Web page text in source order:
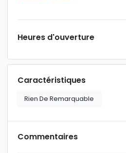
Heures d'ouverture
Caractéristiques
Rien De Remarquable
Commentaires